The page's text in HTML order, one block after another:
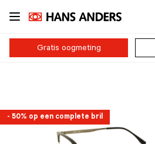
Ga
naar
inhoud
Gratis oogmeting
- 50% op een complete bril